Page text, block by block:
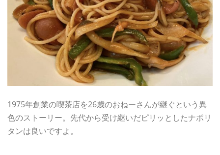
1975年創業の喫茶店を26歳のおねーさんが継ぐという異
色のストーリー。先代から受け継いだピリッとしたナポリ
タンは良いですよ。